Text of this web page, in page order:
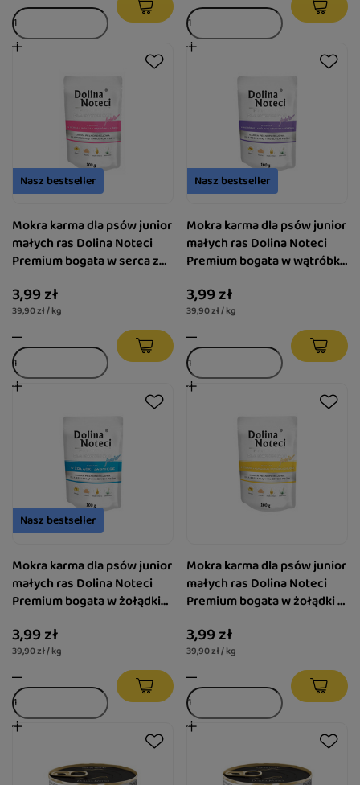
Nasz bestseller
Mokra karma dla psów junior
małych ras Dolina Noteci
Premium bogata w serca z
g
3,99 zł
39,90 zł / kg
Nasz bestseller
Mokra karma dla psów junior
małych ras Dolina Noteci
Premium bogata w wątróbkę
saszetka 100 g
3,99 zł
39,90 zł / kg
Nasz bestseller
Mokra karma dla psów junior
małych ras Dolina Noteci
Premium bogata w żołądki
3,99 zł
39,90 zł / kg
Mokra karma dla psów junior
małych ras Dolina Noteci
Premium bogata w żołądki z
saszetka 100 g
3,99 zł
39,90 zł / kg